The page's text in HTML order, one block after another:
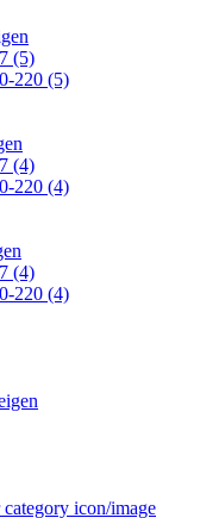
(5)
220 (5)
(4)
220 (4)
(4)
220 (4)